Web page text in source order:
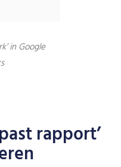
in Google
rapport’